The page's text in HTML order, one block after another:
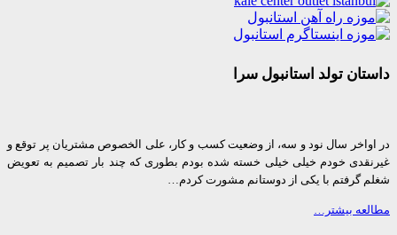
تولد استانبول سرا
سال نود و سه، از وضعیت کسب و کار، علی الخصوص مشتریان پر توقع و
خودم خیلی خیلی خسته شده بودم بطوری که چند بار تصمیم به تعویض
گرفتم با یکی از دوستانم مشورت کردم…
بیشتر…